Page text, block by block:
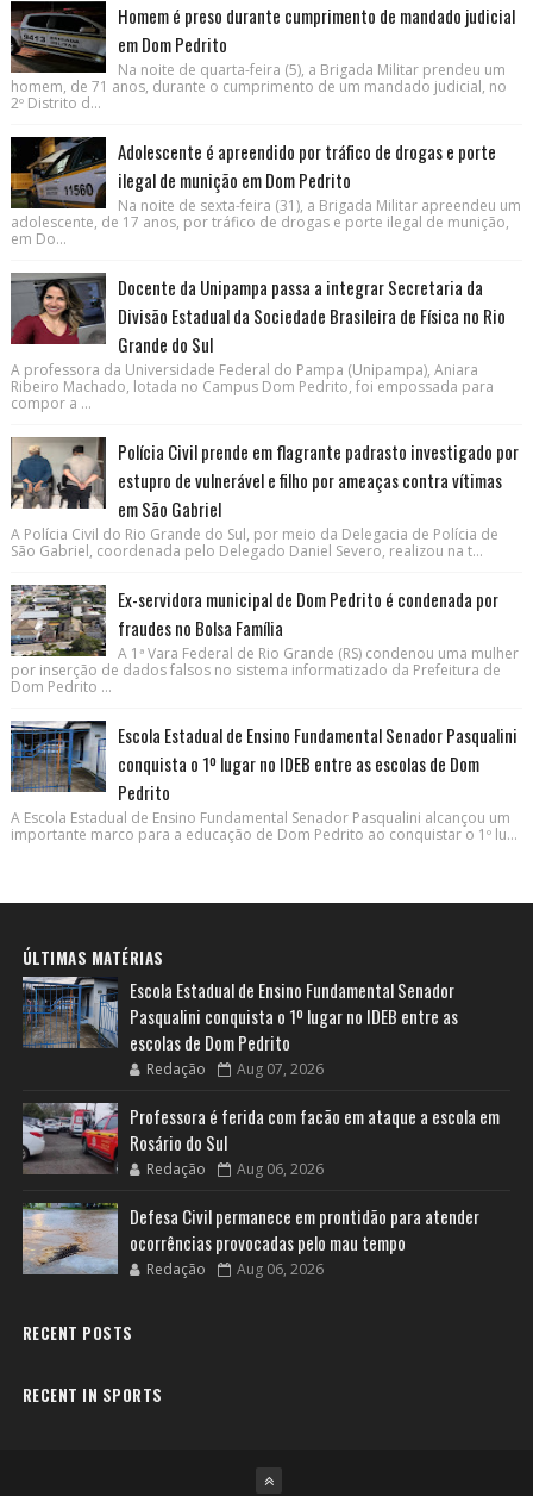
Homem é preso durante cumprimento de mandado judicial
em Dom Pedrito
Na noite de quarta-feira (5), a Brigada Militar prendeu um
homem, de 71 anos, durante o cumprimento de um mandado judicial, no
2º Distrito d...
Adolescente é apreendido por tráfico de drogas e porte
ilegal de munição em Dom Pedrito
Na noite de sexta-feira (31), a Brigada Militar apreendeu um
adolescente, de 17 anos, por tráfico de drogas e porte ilegal de munição,
em Do...
Docente da Unipampa passa a integrar Secretaria da
Divisão Estadual da Sociedade Brasileira de Física no Rio
Grande do Sul
A professora da Universidade Federal do Pampa (Unipampa), Aniara
Ribeiro Machado, lotada no Campus Dom Pedrito, foi empossada para
compor a ...
Polícia Civil prende em flagrante padrasto investigado por
estupro de vulnerável e filho por ameaças contra vítimas
em São Gabriel
A Polícia Civil do Rio Grande do Sul, por meio da Delegacia de Polícia de
São Gabriel, coordenada pelo Delegado Daniel Severo, realizou na t...
Ex-servidora municipal de Dom Pedrito é condenada por
fraudes no Bolsa Família
A 1ª Vara Federal de Rio Grande (RS) condenou uma mulher
por inserção de dados falsos no sistema informatizado da Prefeitura de
Dom Pedrito ...
Escola Estadual de Ensino Fundamental Senador Pasqualini
conquista o 1º lugar no IDEB entre as escolas de Dom
Pedrito
A Escola Estadual de Ensino Fundamental Senador Pasqualini alcançou um
importante marco para a educação de Dom Pedrito ao conquistar o 1º lu...
ÚLTIMAS MATÉRIAS
Escola Estadual de Ensino Fundamental Senador
Pasqualini conquista o 1º lugar no IDEB entre as
escolas de Dom Pedrito
Redação Aug 07, 2026
Professora é ferida com facão em ataque a escola em
Rosário do Sul
Redação Aug 06, 2026
Defesa Civil permanece em prontidão para atender
ocorrências provocadas pelo mau tempo
Redação Aug 06, 2026
RECENT POSTS
RECENT IN SPORTS